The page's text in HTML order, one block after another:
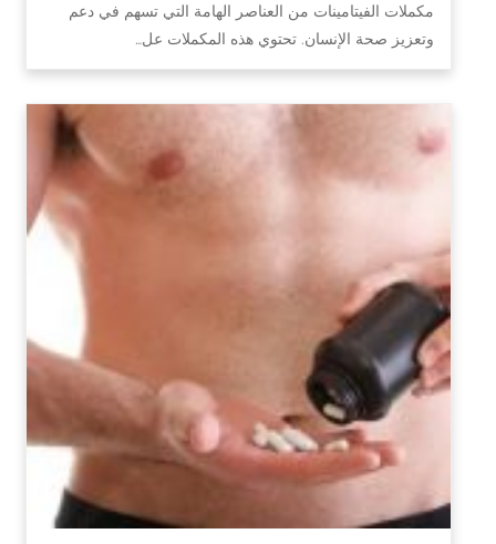
مكملات الفيتامينات من العناصر الهامة التي تسهم في دعم
وتعزيز صحة الإنسان. تحتوي هذه المكملات عل…